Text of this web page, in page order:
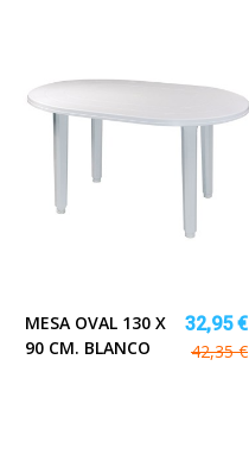
MESA OVAL 130 X
90 CM. BLANCO
32,95 €
42,35 €